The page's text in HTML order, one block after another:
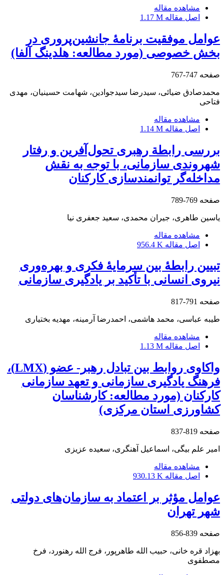
مشاهده مقاله
اصل مقاله 1.17 M
عوامل موفقیت برنامۀ جانشین‌پروری در
بخش خصوصی (مورد مطالعه: هلدینگ آلفا)
صفحه 747-767
محمدصادق ضیائی، سیدرضا سیدجوادین، شهامت حسینیان، مهدی
فتاحی
مشاهده مقاله
اصل مقاله 1.14 M
بررسی رابطة رهبری تحول‌‌آفرین و رفتار
شهروندی سازمانی، با توجه به نقش
مداخله‌‌گر توانمندسازی کارکنان
صفحه 769-789
یاسین طاهری، جیران محمدی، سعید جعفری نیا
مشاهده مقاله
اصل مقاله 956.4 K
تبیین رابطۀ بین سرمایۀ فکری و بهره‌وری
نیروی انسانی با تأکید بر یادگیری سازمانی
صفحه 791-817
طیبه عباسی، محمد هاشمی، احمدرضا آرمینه، مهدیه بختیاری
مشاهده مقاله
اصل مقاله 1.13 M
واکاوی روابط بین تبادل رهبر- عضو (LMX)،
فرهنگ یادگیری سازمانی و تعهد سازمانی
کارکنان (مورد مطالعه: کارشناسان
کشاورزی استان مرکزی)
صفحه 819-837
امیر علم بیگی، اسماعیل آهنگری، سعیده عزیزی
مشاهده مقاله
اصل مقاله 930.13 K
عوامل مؤثر بر اعتماد به سازمان‌های دولتی
شهر تهران
صفحه 839-856
بهزاد قره خانی، حبیب الله طاهرپور، فرج الله رهنورد، فرخ
مصطفوی